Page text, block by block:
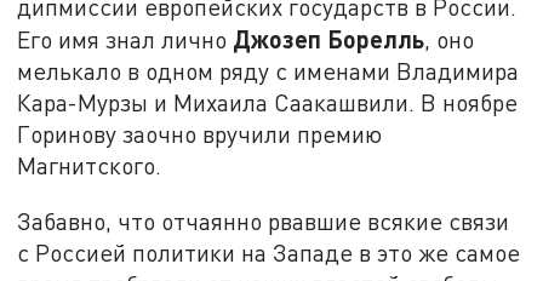
дипмиссии европейских государств в России.
Его имя знал лично Джозеп Борелль, оно
мелькало в одном ряду с именами Владимира
Кара-Мурзы и Михаила Саакашвили. В ноябре
Горинову заочно вручили премию
Магнитского.
Забавно, что отчаянно рвавшие всякие связи
с Россией политики на Западе в это же самое